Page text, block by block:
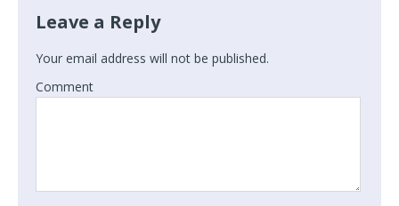
Leave a Reply
Your email address will not be published.
Comment